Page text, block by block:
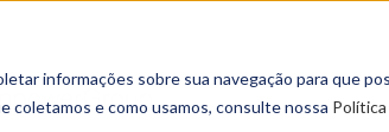
informações sobre sua navegação para que
coletamos e como usamos, consulte nossa